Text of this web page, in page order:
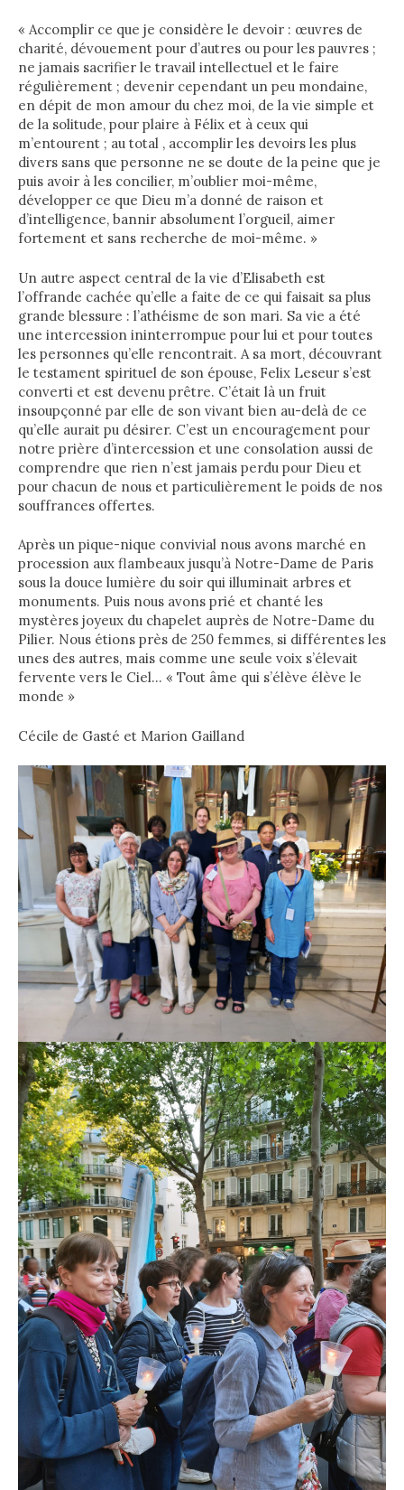
« Accomplir ce que je considère le devoir : œuvres de
charité, dévouement pour d’autres ou pour les pauvres ;
ne jamais sacrifier le travail intellectuel et le faire
régulièrement ; devenir cependant un peu mondaine,
en dépit de mon amour du chez moi, de la vie simple et
de la solitude, pour plaire à Félix et à ceux qui
m’entourent ; au total , accomplir les devoirs les plus
divers sans que personne ne se doute de la peine que je
puis avoir à les concilier, m’oublier moi-même,
développer ce que Dieu m’a donné de raison et
d’intelligence, bannir absolument l’orgueil, aimer
fortement et sans recherche de moi-même. »
Un autre aspect central de la vie d’Elisabeth est
l’offrande cachée qu’elle a faite de ce qui faisait sa plus
grande blessure : l’athéisme de son mari. Sa vie a été
une intercession ininterrompue pour lui et pour toutes
les personnes qu’elle rencontrait. A sa mort, découvrant
le testament spirituel de son épouse, Felix Leseur s’est
converti et est devenu prêtre. C’était là un fruit
insoupçonné par elle de son vivant bien au-delà de ce
qu’elle aurait pu désirer. C’est un encouragement pour
notre prière d’intercession et une consolation aussi de
comprendre que rien n’est jamais perdu pour Dieu et
pour chacun de nous et particulièrement le poids de nos
souffrances offertes.
Après un pique-nique convivial nous avons marché en
procession aux flambeaux jusqu’à Notre-Dame de Paris
sous la douce lumière du soir qui illuminait arbres et
monuments. Puis nous avons prié et chanté les
mystères joyeux du chapelet auprès de Notre-Dame du
Pilier. Nous étions près de 250 femmes, si différentes les
unes des autres, mais comme une seule voix s’élevait
fervente vers le Ciel… « Tout âme qui s’élève élève le
monde »
Cécile de Gasté et Marion Gailland